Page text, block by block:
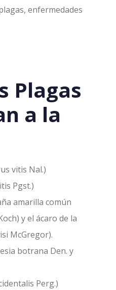
enfermedades
Plagas
a la
vitis Nal.)
Pgst.)
amarilla común
y el ácaro de la
McGregor).
botrana Den. y
Perg.)